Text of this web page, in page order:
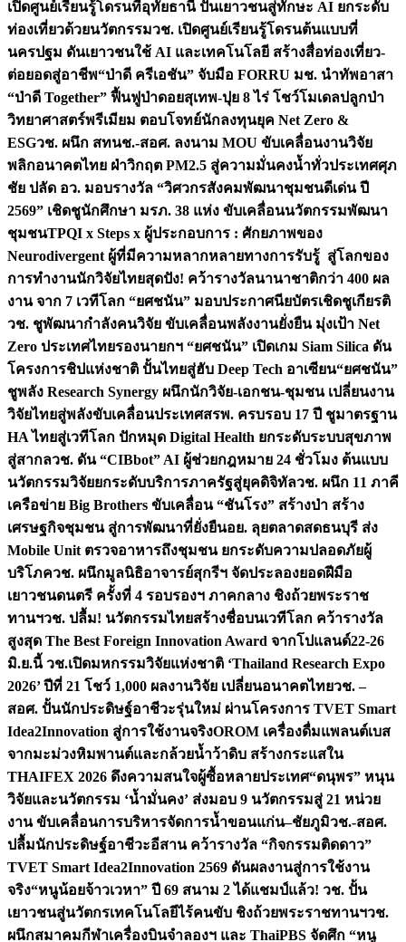
เปิดศูนย์เรียนรู้โดรนที่อุทัยธานี ปั้นเยาวชนสู่ทักษะ AI ยกระดับ
ท่องเที่ยวด้วยนวัตกรรมวช. เปิดศูนย์เรียนรู้โดรนต้นแบบที่
นครปฐม ดันเยาวชนใช้ AI และเทคโนโลยี สร้างสื่อท่องเที่ยว-
ต่อยอดสู่อาชีพ“ป่าดี ครีเอชัน” จับมือ FORRU มช. นำทัพอาสา
“ป่าดี Together” ฟื้นฟูป่าดอยสุเทพ-ปุย 8 ไร่ โชว์โมเดลปลูกป่า
วิทยาศาสตร์พรีเมียม ตอบโจทย์นักลงทุนยุค Net Zero &
ESGวช. ผนึก สทนช.-สอศ. ลงนาม MOU ขับเคลื่อนงานวิจัย
พลิกอนาคตไทย ฝ่าวิกฤต PM2.5 สู่ความมั่นคงน้ำทั่วประเทศศุภ
ชัย ปลัด อว. มอบรางวัล “วิศวกรสังคมพัฒนาชุมชนดีเด่น ปี
2569” เชิดชูนักศึกษา มรภ. 38 แห่ง ขับเคลื่อนนวัตกรรมพัฒนา
ชุมชนTPQI x Steps x ผู้ประกอบการ : ศักยภาพของ
Neurodivergent ผู้ที่มีความหลากหลายทางการรับรู้ สู่โลกของ
การทำงานนักวิจัยไทยสุดปัง! คว้ารางวัลนานาชาติกว่า 400 ผล
งาน จาก 7 เวทีโลก “ยศชนัน” มอบประกาศนียบัตรเชิดชูเกียรติ
วช. ชูพัฒนากำลังคนวิจัย ขับเคลื่อนพลังงานยั่งยืน มุ่งเป้า Net
Zero ประเทศไทยรองนายกฯ “ยศชนัน” เปิดเกม Siam Silica ดัน
โครงการชิปแห่งชาติ ปั้นไทยสู่ฮับ Deep Tech อาเซียน“ยศชนัน”
ชูพลัง Research Synergy ผนึกนักวิจัย-เอกชน-ชุมชน เปลี่ยนงาน
วิจัยไทยสู่พลังขับเคลื่อนประเทศสรพ. ครบรอบ 17 ปี ชูมาตรฐาน
HA ไทยสู่เวทีโลก ปักหมุด Digital Health ยกระดับระบบสุขภาพ
สู่สากลวช. ดัน “CIBbot” AI ผู้ช่วยกฎหมาย 24 ชั่วโมง ต้นแบบ
นวัตกรรมวิจัยยกระดับบริการภาครัฐสู่ยุคดิจิทัลวช. ผนึก 11 ภาคี
เครือข่าย Big Brothers ขับเคลื่อน “ชันโรง” สร้างป่า สร้าง
เศรษฐกิจชุมชน สู่การพัฒนาที่ยั่งยืนอย. ลุยตลาดสดธนบุรี ส่ง
Mobile Unit ตรวจอาหารถึงชุมชน ยกระดับความปลอดภัยผู้
บริโภควช. ผนึกมูลนิธิอาจารย์สุกรีฯ จัดประลองยอดฝีมือ
เยาวชนดนตรี ครั้งที่ 4 รอบรองฯ ภาคกลาง ชิงถ้วยพระราช
ทานฯวช. ปลื้ม! นวัตกรรมไทยสร้างชื่อบนเวทีโลก คว้ารางวัล
สูงสุด The Best Foreign Innovation Award จากโปแลนด์22-26
มิ.ย.นี้ วช.เปิดมหกรรมวิจัยแห่งชาติ ‘Thailand Research Expo
2026’ ปีที่ 21 โชว์ 1,000 ผลงานวิจัย เปลี่ยนอนาคตไทยวช. –
สอศ. ปั้นนักประดิษฐ์อาชีวะรุ่นใหม่ ผ่านโครงการ TVET Smart
Idea2Innovation สู่การใช้งานจริงOROM เครื่องดื่มแพลนต์เบส
จากมะม่วงหิมพานต์และกล้วยน้ำว้าดิบ สร้างกระแสใน
THAIFEX 2026 ดึงความสนใจผู้ซื้อหลายประเทศ“ดนุพร” หนุน
วิจัยและนวัตกรรม ‘น้ำมั่นคง’ ส่งมอบ 9 นวัตกรรมสู่ 21 หน่วย
งาน ขับเคลื่อนการบริหารจัดการน้ำขอนแก่น–ชัยภูมิวช.-สอศ.
ปลื้มนักประดิษฐ์อาชีวะอีสาน คว้ารางวัล “กิจกรรมติดดาว”
TVET Smart Idea2Innovation 2569 ดันผลงานสู่การใช้งาน
จริง“หนูน้อยจ้าวเวหา” ปี 69 สนาม 2 ได้แชมป์แล้ว! วช. ปั้น
เยาวชนสู่นวัตกรเทคโนโลยีไร้คนขับ ชิงถ้วยพระราชทานฯวช.
ผนึกสมาคมกีฬาเครื่องบินจำลองฯ และ ThaiPBS จัดศึก “หนู